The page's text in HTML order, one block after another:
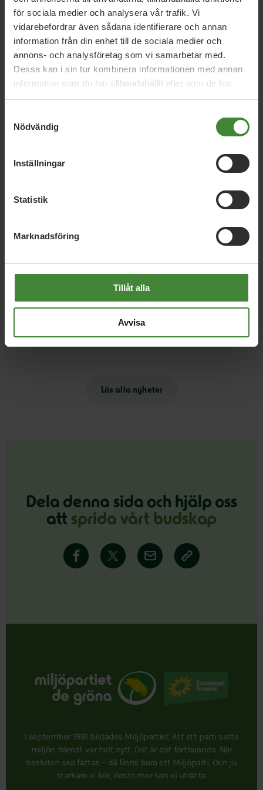
för sociala medier och analysera vår trafik. Vi
vidarebefordrar även sådana identifierare och annan
information från din enhet till de sociala medier och
annons- och analysföretag som vi samarbetar med.
Dessa kan i sin tur kombinera informationen med annan
information som du har tillhandahållit eller som de har
samlat in när du har använt deras tjänster.
Nödvändig
Inställningar
Statistik
Marknadsföring
Tillåt alla
Avvisa
omställningen till ett hållbart samhälle.
Skellefteå, 26 maj 2026
Holmgren!
Skellefteå, 24 mars 2026
Skellefteå, 24 mars 2026
Vårt förslag till budget för Skellefteå
kommun 2026
Läs alla nyheter
Dela denna sida och hjälp oss
att sprida vårt budskap
I september 1981 bildades Miljöpartiet. Att ett parti satte
miljön främst var helt nytt. Det är det fortfarande. När
besluten ska fattas – då finns bara ett Miljöparti. Och ju
starkare vi blir, desto mer kan vi uträtta.